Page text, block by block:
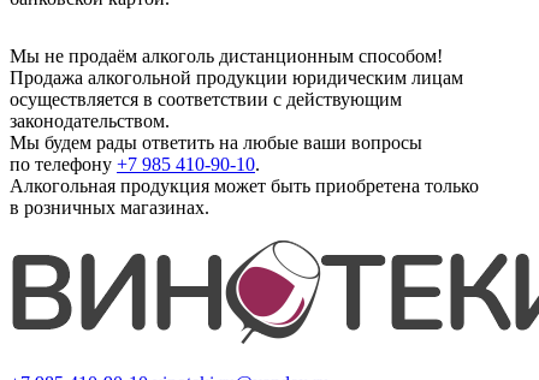
Мы не продаём алкоголь дистанционным способом!
Продажа алкогольной продукции юридическим лицам
осуществляется в соответствии с действующим
законодательством.
Мы будем рады ответить на любые ваши вопросы
по телефону +7 985 410-90-10.
Алкогольная продукция может быть приобретена только
в розничных магазинах.